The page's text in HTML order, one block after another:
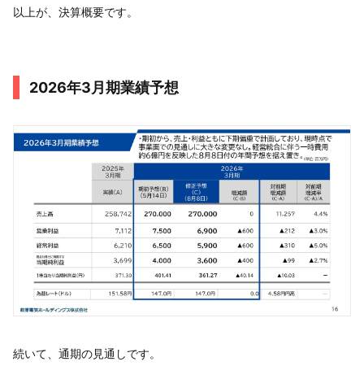
以上が、決算概要です。
2026年3月期業績予想
続いて、通期の見通しです。